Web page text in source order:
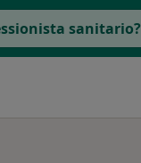
sanitario?